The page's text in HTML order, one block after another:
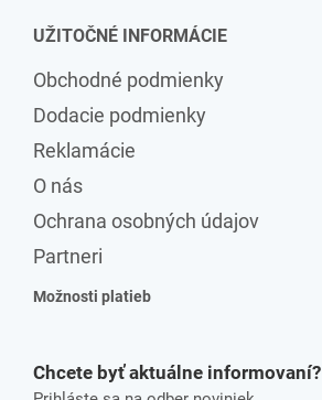
UŽITOČNÉ INFORMÁCIE
Obchodné podmienky
Dodacie podmienky
Reklamácie
O nás
Ochrana osobných údajov
Partneri
Možnosti platieb
Chcete byť aktuálne informovaní?